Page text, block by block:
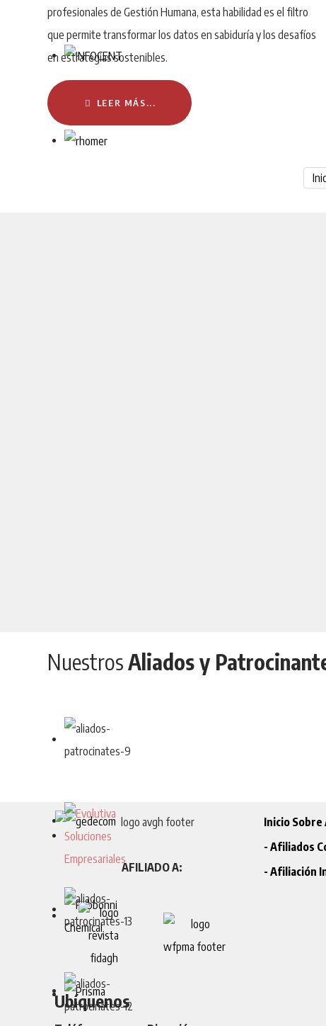
profesionales de Gestión Humana, esta habilidad es el filtro
que permite transformar los datos en sabiduría y los desafíos
en estrategias sostenibles.
LEER MÁS...
NuestrosAliados y
AFILIADO A:
Inicio Sobre
- Afiliados
- Afiliación
Ubíquenos